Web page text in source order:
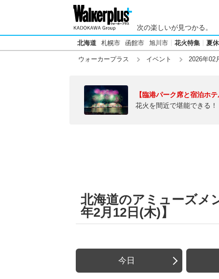
次の楽しいが見つかる。
北海道 札幌市 函館市 旭川市 花火特集 夏
ウォーカープラス イベント 2026年02
【臨港パーク席と宿泊ホ
花火を間近で堪能できる
北海道のアミューズメ
年2月12日(木)】
今日